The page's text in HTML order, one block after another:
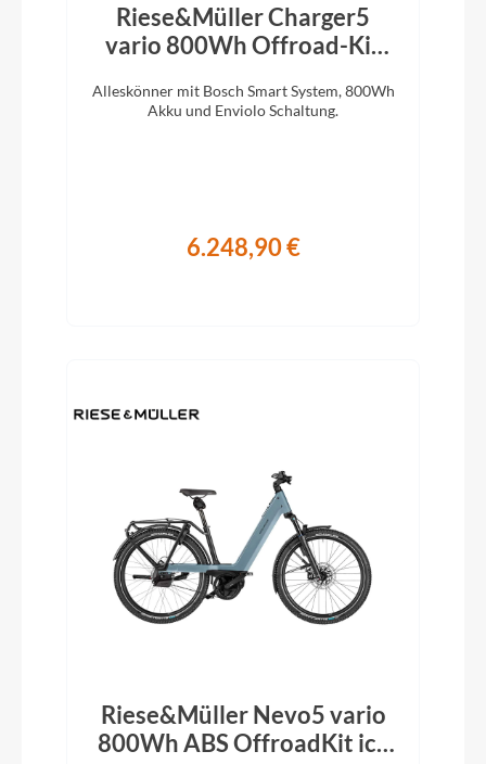
Riese&Müller Charger5
vario 800Wh Offroad-Kit
Alleskönner mit Bosch Smart System, 800Wh
Akku und Enviolo Schaltung.
6.248,90 €
Riese&Müller Nevo5 vario
800Wh ABS OffroadKit ice